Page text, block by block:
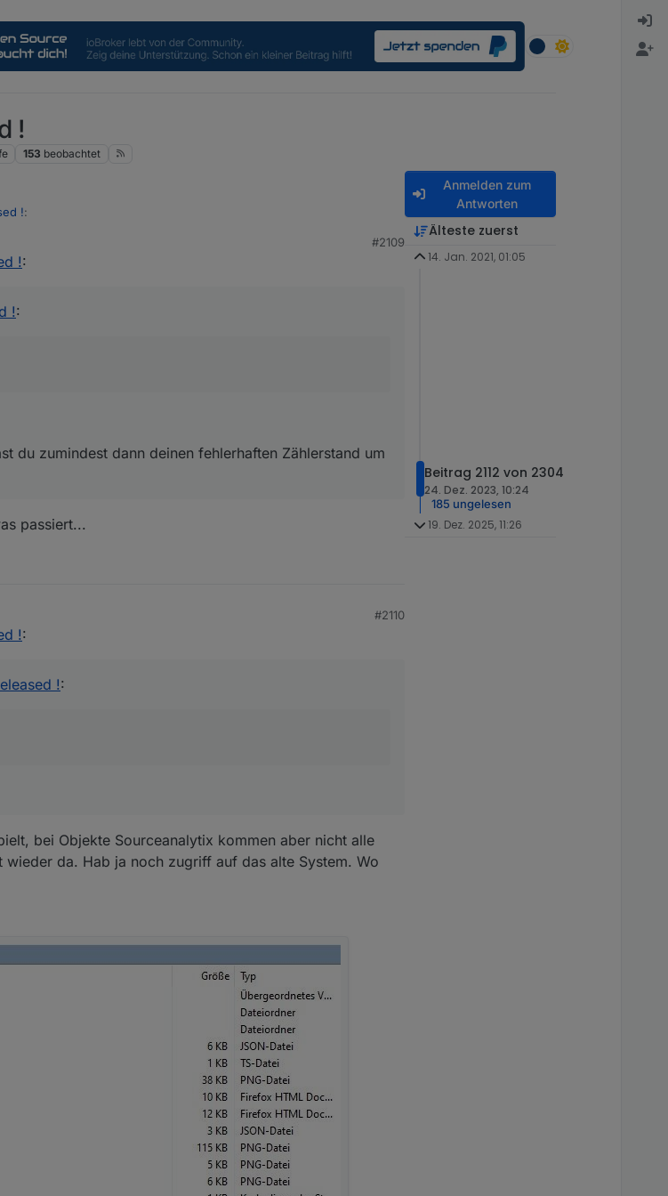
!
153 beobachtet
!:
#2109
!:
!:
du zumindest dann deinen fehlerhaften Zählerstand um
passiert...
#2110
!:
!:
bei Objekte Sourceanalytix kommen aber nicht alle
da. Hab ja noch zugriff auf das alte System. Wo
Anmelden zum
Antworten
Älteste zuerst
14. Jan. 2021, 01:05
Beitrag 2112 von 2304
24. Dez. 2023, 10:24
185 ungelesen
19. Dez. 2025, 11:26